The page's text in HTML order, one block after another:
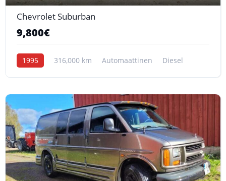
Chevrolet Suburban
9,800€
1995 316,000 km Automaattinen Diesel